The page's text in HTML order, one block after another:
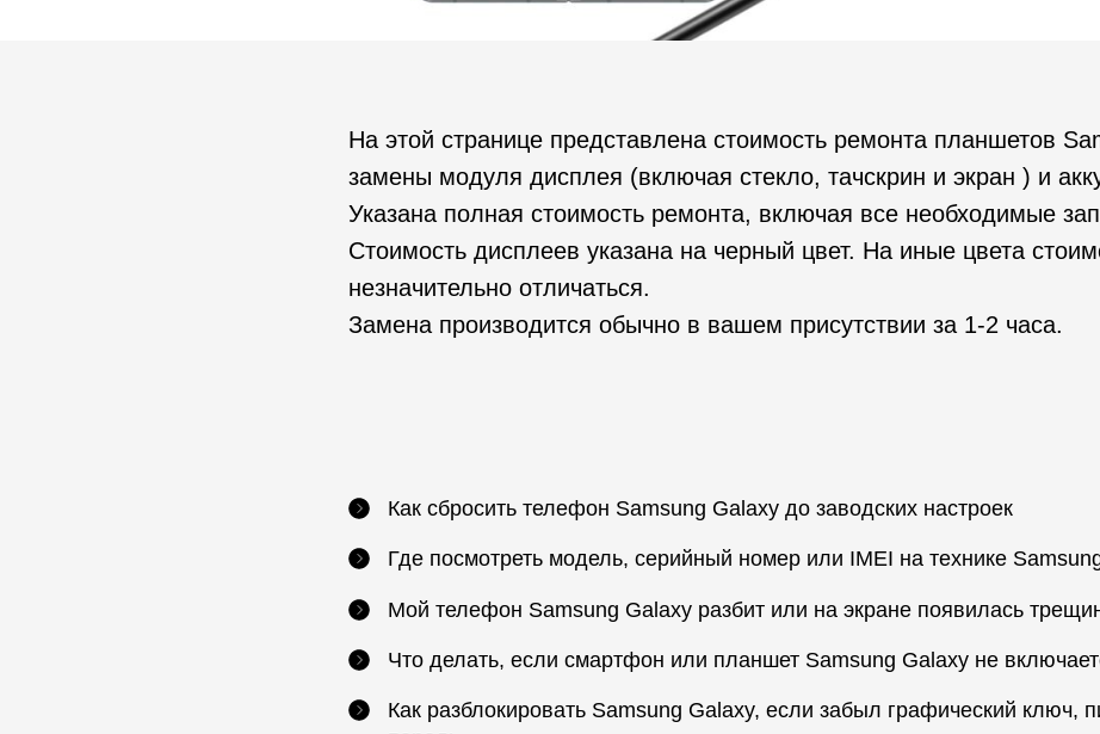
На этой странице представлена стоимость ремонта планшетов
замены модуля дисплея (включая стекло, тачскрин и экран ) и
Указана полная стоимость ремонта, включая все необходимые
Стоимость дисплеев указана на черный цвет. На иные цвета
незначительно отличаться.
Замена производится обычно в вашем присутствии за 1-2 часа.
Как сбросить телефон Samsung Galaxy до заводских настроек
Где посмотреть модель, серийный номер или IMEI на технике
Мой телефон Samsung Galaxy разбит или на экране появилась
Что делать, если смартфон или планшет Samsung Galaxy не
Как разблокировать Samsung Galaxy, если забыл графический ключ,